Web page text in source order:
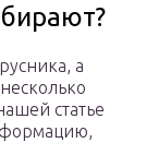
а
статье